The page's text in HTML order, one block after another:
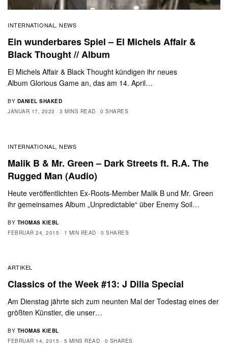
INTERNATIONAL,NEWS
Ein wunderbares Spiel – El Michels Affair &
Black Thought // Album
El Michels Affair & Black Thought kündigen ihr neues
Album Glorious Game an, das am 14. April…
BY DANIEL SHAKED
JANUAR 17, 2023
3 MINS READ 0 SHARES
INTERNATIONAL ,NEWS
Malik B & Mr. Green – Dark Streets ft. R.A. The
Rugged Man (Audio)
Heute veröffentlichten Ex-Roots-Member Malik B und Mr. Green
ihr gemeinsames Album „Unpredictable“ über Enemy Soil…
BY THOMAS KIEBL
FEBRUAR 24, 2015
1 MIN READ 0 SHARES
ARTIKEL
Classics of the Week #13: J Dilla Special
Am Dienstag jährte sich zum neunten Mal der Todestag eines der
größten Künstler, die unser…
BY THOMAS KIEBL
FEBRUAR 14, 2015
5 MINS READ 0 SHARES